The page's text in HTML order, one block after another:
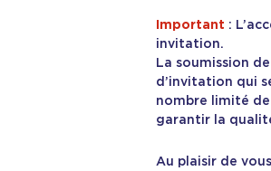
Important :
invitation.
La soumission
d’invitation qui
nombre limité
garantir la
Au plaisir de